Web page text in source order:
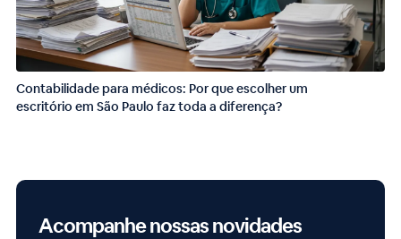
Contabilidade para médicos: Por que escolher um
escritório em São Paulo faz toda a diferença?
Acompanhe nossas novidades